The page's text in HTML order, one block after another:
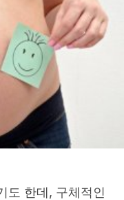
도 한데, 구체적인